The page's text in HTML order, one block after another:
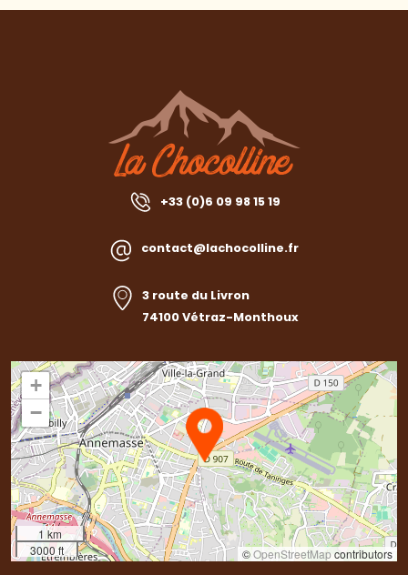
+33 (0)6 09 98 15 19
contact@lachocolline.fr
3 route du Livron
74100 Vétraz-Monthoux
+
−
1 km
3000 ft
©OpenStreetMapcontributors